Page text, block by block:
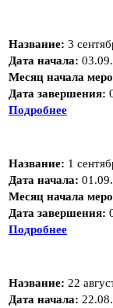
Название: 3
Дата начала:
Месяц начала
Дата завершения:
Подробнее
Название: 1
Дата начала:
Месяц начала
Дата завершения:
Подробнее
Название: 22
Дата начала: